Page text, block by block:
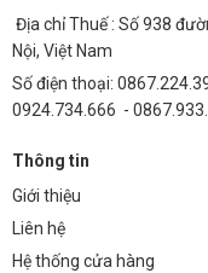
Vệ sinh đèn thường
Không tự ý tháo rời
môn.
FAQ – Giải Đáp Các
Đèn Bàn Gốm Sứ
nào?
Địa chỉ Thuế : Số 938
Nội, Việt Nam
Số điện thoại:
0924.734.666 -
Thông tin
Giới thiệu
Liên hệ
Hệ thống cửa hàng